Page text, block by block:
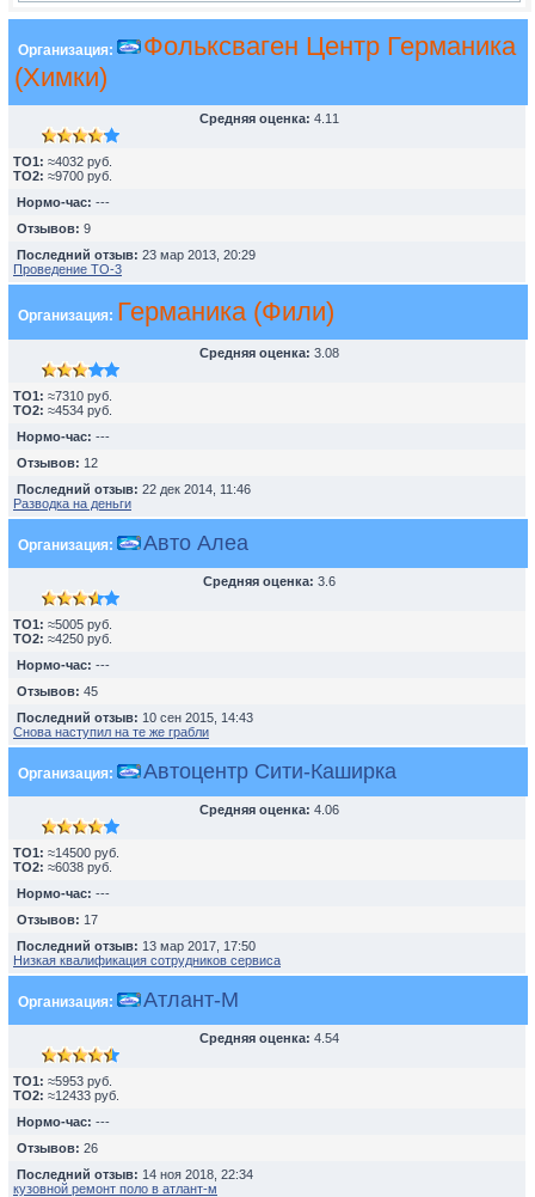
Организация:
Фольксваген Центр Германика
(Химки)
Средняя оценка: 4.11
TO1: ≈4032 руб.
TO2: ≈9700 руб.
Нормо-час: ---
Отзывов: 9
Последний отзыв: 23 мар 2013, 20:29
Проведение ТО-3
Организация: Германика (Фили)
Средняя оценка: 3.08
TO1: ≈7310 руб.
TO2: ≈4534 руб.
Нормо-час: ---
Отзывов: 12
Последний отзыв: 22 дек 2014, 11:46
Разводка на деньги
Организация: Авто Алеа
Средняя оценка: 3.6
TO1: ≈5005 руб.
TO2: ≈4250 руб.
Нормо-час: ---
Отзывов: 45
Последний отзыв: 10 сен 2015, 14:43
Снова наступил на те же грабли
Организация: Автоцентр Сити-Каширка
Средняя оценка: 4.06
TO1: ≈14500 руб.
TO2: ≈6038 руб.
Нормо-час: ---
Отзывов: 17
Последний отзыв: 13 мар 2017, 17:50
Низкая квалификация сотрудников сервиса
Организация: Атлант-М
Средняя оценка: 4.54
TO1: ≈5953 руб.
TO2: ≈12433 руб.
Нормо-час: ---
Отзывов: 26
Последний отзыв: 14 ноя 2018, 22:34
кузовной ремонт поло в атлант-м